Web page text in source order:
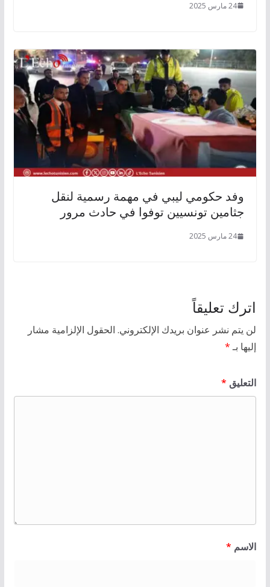
24 مارس 2025
وفد حكومي ليبي في مهمة رسمية لنقل
جثامين تونسيين توفوا في حادث مرور
24 مارس 2025
اترك تعليقاً
لن يتم نشر عنوان بريدك الإلكتروني. الحقول الإلزامية مشار
إليها بـ*
التعليق *
الاسم *